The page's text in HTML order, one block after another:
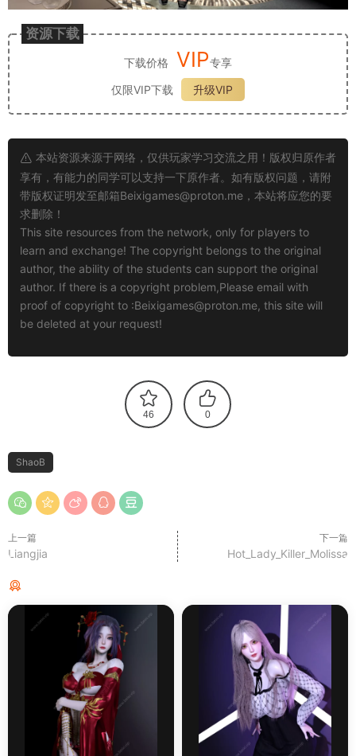
资源下载
下载价格 VIP专享
仅限VIP下载
升级VIP
本站资源来源于网络，仅供玩家学习交流之用！版权归原作者
享有，有能力的同学可以支持一下原作者。如有版权问题，请附
带版权证明发至邮箱Beixigames@proton.me ，本站将应您的要
求删除！
This site resources from the network, only for players to
learn and exchange! The copyright belongs to the original
author, the ability of the students can support the original
author. If there is a copyright problem,Please email with
proof of copyright to :Beixigames@proton.me, this site will
be deleted at your request!
46 0
ShaoB
上一篇
Liangjia
下一篇
Hot_Lady_Killer_Molissa